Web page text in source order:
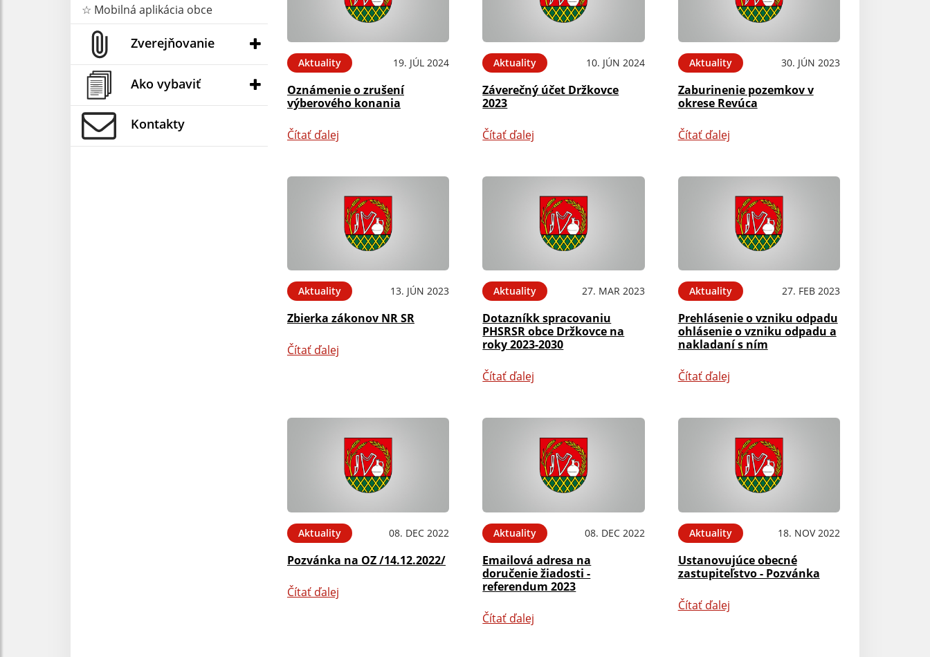
☆ Mobilná aplikácia obce
Zverejňovanie
Ako vybaviť
Kontakty
Aktuality 19. JÚL 2024
Oznámenie o zrušení
výberového konania
Čítať ďalej
Aktuality 10. JÚN 2024
Záverečný účet Držkovce
2023
Čítať ďalej
Aktuality 30. JÚN 2023
Zaburinenie pozemkov v
okrese Revúca
Čítať ďalej
Aktuality 13. JÚN 2023
Zbierka zákonov NR SR
Čítať ďalej
Aktuality 27. MAR 2023
Dotazníkk spracovaniu
PHSRSR obce Držkovce na
roky 2023-2030
Čítať ďalej
Aktuality 27. FEB 2023
Prehlásenie o vzniku odpadu
ohlásenie o vzniku odpadu a
nakladaní s ním
Čítať ďalej
Aktuality 08. DEC 2022
Pozvánka na OZ /14.12.2022/
Čítať ďalej
Aktuality 08. DEC 2022
Emailová adresa na
doručenie žiadosti -
referendum 2023
Čítať ďalej
Aktuality 18. NOV 2022
Ustanovujúce obecné
zastupiteľstvo - Pozvánka
Čítať ďalej